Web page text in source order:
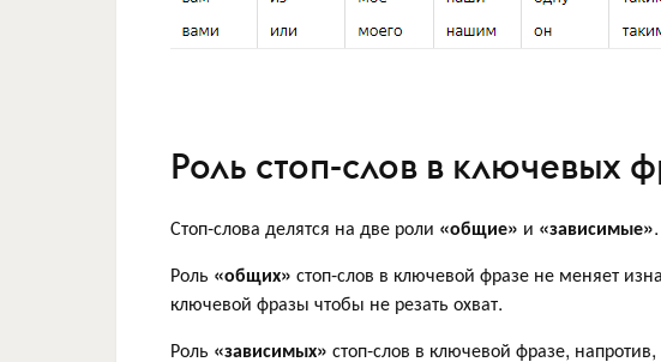
Роль стоп-слов в ключевых
Стоп-слова делятся на две роли «общие» и «зависимые».
Роль «общих» стоп-слов в ключевой фразе не меняет
ключевой фразы чтобы не резать охват.
Роль «зависимых» стоп-слов в ключевой фразе,